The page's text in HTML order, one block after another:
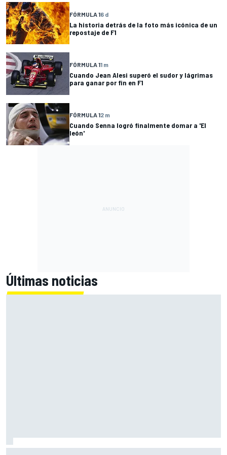
FÓRMULA 16 d
La historia detrás de la foto más icónica de un
repostaje de F1
FÓRMULA 11 m
Cuando Jean Alesi superó el sudor y lágrimas
para ganar por fin en F1
FÓRMULA 12 m
Cuando Senna logró finalmente domar a 'El
león'
Últimas noticias